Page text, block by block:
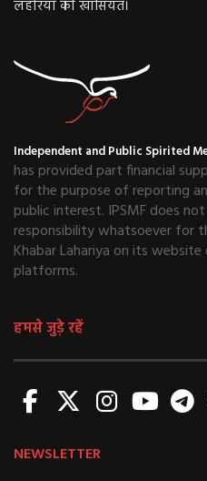
लहरिया की खासियत।
Independent and Public Spirited
has provided part financial
for the purpose of reporting
public interest. IPSMF does
responsibility whatsoever for
Khabar Lahariya on its
platforms.
हमसे जुड़े रहें
NEWSLETTER